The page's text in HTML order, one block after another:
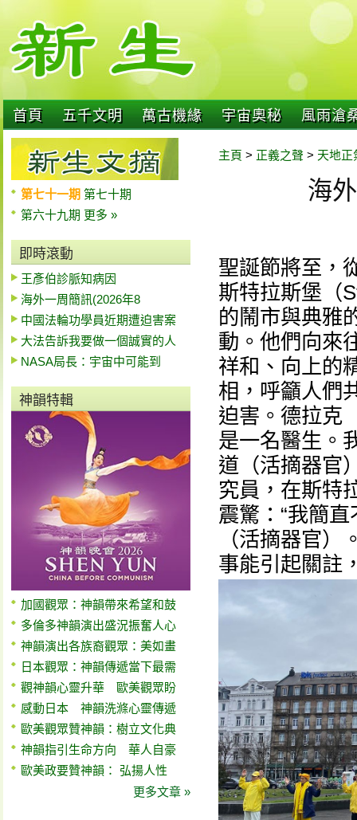
首頁 五千文明 萬古機緣 宇宙奧秘 風雨滄
第七十一期 第七十期
第六十九期 更多 »
即時滾動
王彥伯診脈知病因
海外一周簡訊(2026年8
中國法輪功學員近期遭迫害案
大法告訴我要做一個誠實的人
NASA局長：宇宙中可能到
神韻特輯
加國觀眾：神韻帶來希望和鼓
多倫多神韻演出盛況振奮人心
神韻演出各族裔觀眾：美如畫
日本觀眾：神韻傳遞當下最需
觀神韻心靈升華 歐美觀眾盼
感動日本 神韻洗滌心靈傳遞
歐美觀眾贊神韻：樹立文化典
神韻指引生命方向 華人自豪
歐美政要贊神韻： 弘揚人性
更多文章 »
主頁 > 正義之聲 > 天地正
海
聖誕節將至，
斯特拉斯堡（
的鬧市與典雅
動。他們向來
祥和、向上的
相，呼籲人們
迫害。德拉克
是一名醫生。
道（活摘器官
究員，在斯特
震驚：“我簡
（活摘器官
事能引起關註